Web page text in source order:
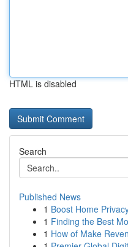
HTML is disabled
Search
Published News
1 Boost Home
1 Finding the Best
1 How of Make